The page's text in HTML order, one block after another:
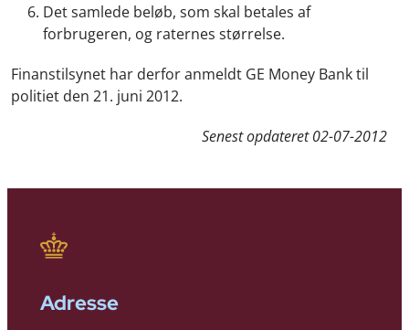
Det samlede beløb, som skal betales af
forbrugeren, og raternes størrelse.
Finanstilsynet har derfor anmeldt GE Money Bank til
politiet den 21. juni 2012.
Senest opdateret02-07-2012
Adresse